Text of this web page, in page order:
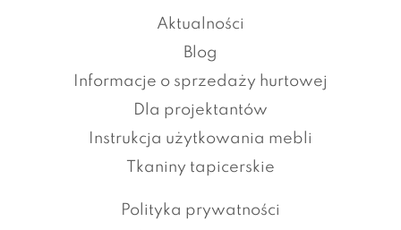
Aktualności
Blog
Informacje o sprzedaży hurtowej
Dla projektantów
Instrukcja użytkowania mebli
Tkaniny tapicerskie
Polityka prywatności